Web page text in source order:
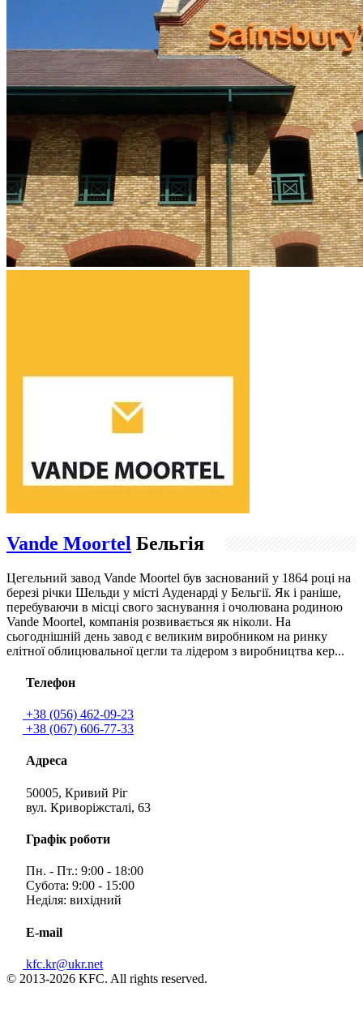
Vande Moortel Бельгія
Цегельний завод Vande Moortel був заснований у 1864 році на
березі річки Шельди у місті Ауденарді у Бельгії. Як і раніше,
перебуваючи в місці свого заснування і очолювана родиною
Vande Moortel, компанія розвивається як ніколи. На
сьогоднішній день завод є великим виробником на ринку
елітної облицювальної цегли та лідером з виробництва кер...
Телефон
+38 (056) 462-09-23
+38 (067) 606-77-33
Адреса
50005, Кривий Ріг
вул. Криворіжсталі, 63
Графік роботи
Пн. - Пт.: 9:00 - 18:00
Субота: 9:00 - 15:00
Неділя: вихідний
E-mail
kfc.kr@ukr.net
© 2013-2026 KFC. All rights reserved.